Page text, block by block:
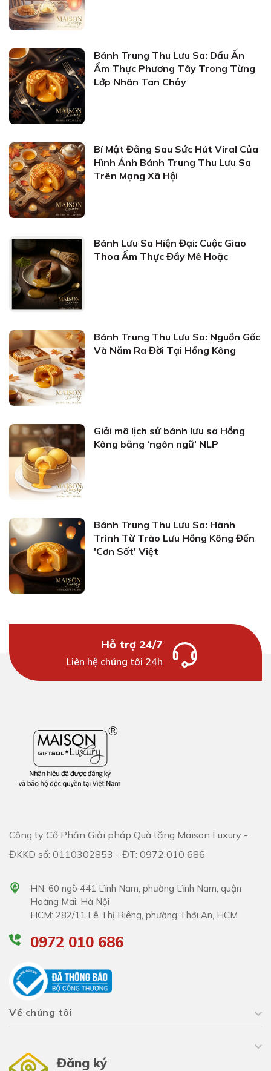
Bánh Trung Thu Lưu Sa: Dấu Ấn
Ẩm Thực Phương Tây Trong Từng
Lớp Nhân Tan Chảy
Bí Mật Đằng Sau Sức Hút Viral Của
Hình Ảnh Bánh Trung Thu Lưu Sa
Trên Mạng Xã Hội
Bánh Lưu Sa Hiện Đại: Cuộc Giao
Thoa Ẩm Thực Đầy Mê Hoặc
Bánh Trung Thu Lưu Sa: Nguồn Gốc
Và Năm Ra Đời Tại Hồng Kông
Giải mã lịch sử bánh lưu sa Hồng
Kông bằng ‘ngôn ngữ’ NLP
Bánh Trung Thu Lưu Sa: Hành
Trình Từ Trào Lưu Hồng Kông Đến
'Cơn Sốt' Việt
Hỗ trợ 24/7
Liên hệ chúng tôi 24h
Công ty Cổ Phần Giải pháp Quà tặng Maison Luxury -
ĐKKD số: 0110302853 - ĐT: 0972 010 686
HN: 60 ngõ 441 Lĩnh Nam, phường Lĩnh Nam, quận
Hoàng Mai, Hà Nội
HCM: 282/11 Lê Thị Riêng, phường Thới An, HCM
0972 010 686
Về chúng tôi
Đăng ký